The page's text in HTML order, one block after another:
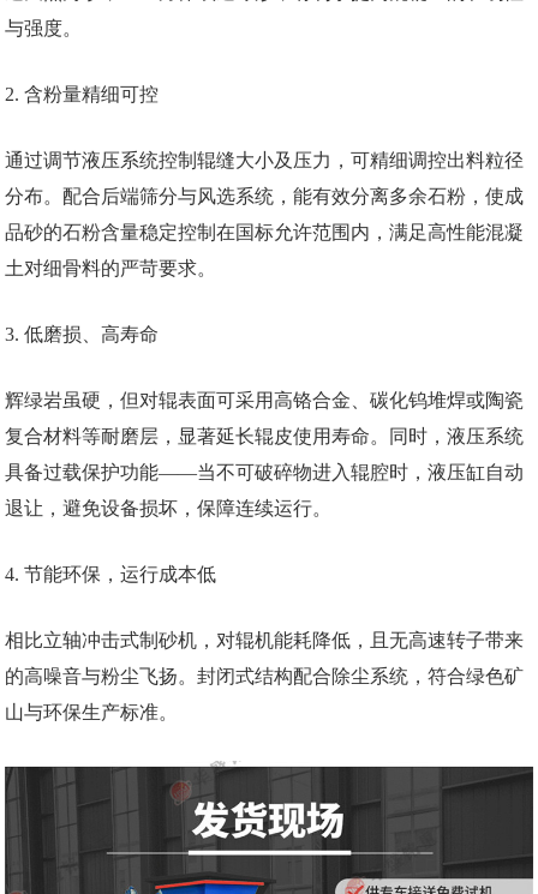
与强度。
2. 含粉量精细可控
通过调节液压系统控制辊缝大小及压力，可精细调控出料粒径
分布。配合后端筛分与风选系统，能有效分离多余石粉，使成
品砂的石粉含量稳定控制在国标允许范围内，满足高性能混凝
土对细骨料的严苛要求。
3. 低磨损、高寿命
辉绿岩虽硬，但对辊表面可采用高铬合金、碳化钨堆焊或陶瓷
复合材料等耐磨层，显著延长辊皮使用寿命。同时，液压系统
具备过载保护功能——当不可破碎物进入辊腔时，液压缸自动
退让，避免设备损坏，保障连续运行。
4. 节能环保，运行成本低
相比立轴冲击式制砂机，对辊机能耗降低，且无高速转子带来
的高噪音与粉尘飞扬。封闭式结构配合除尘系统，符合绿色矿
山与环保生产标准。